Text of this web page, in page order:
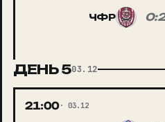
ЧФР
ДЕНЬ503.12
21:00 03.12